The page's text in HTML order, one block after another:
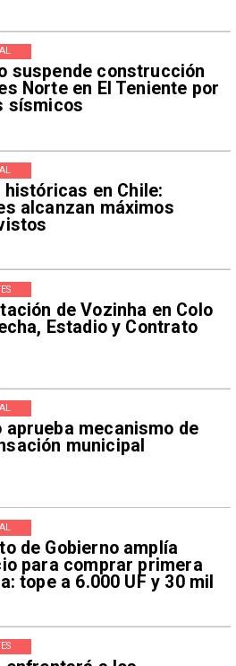
suspende construcción
Norte en El Teniente por
sísmicos
históricas en Chile:
alcanzan máximos
de Vozinha en Colo
Estadio y Contrato
aprueba mecanismo de
municipal
de Gobierno amplía
para comprar primera
tope a 6.000 UF y 30 mil